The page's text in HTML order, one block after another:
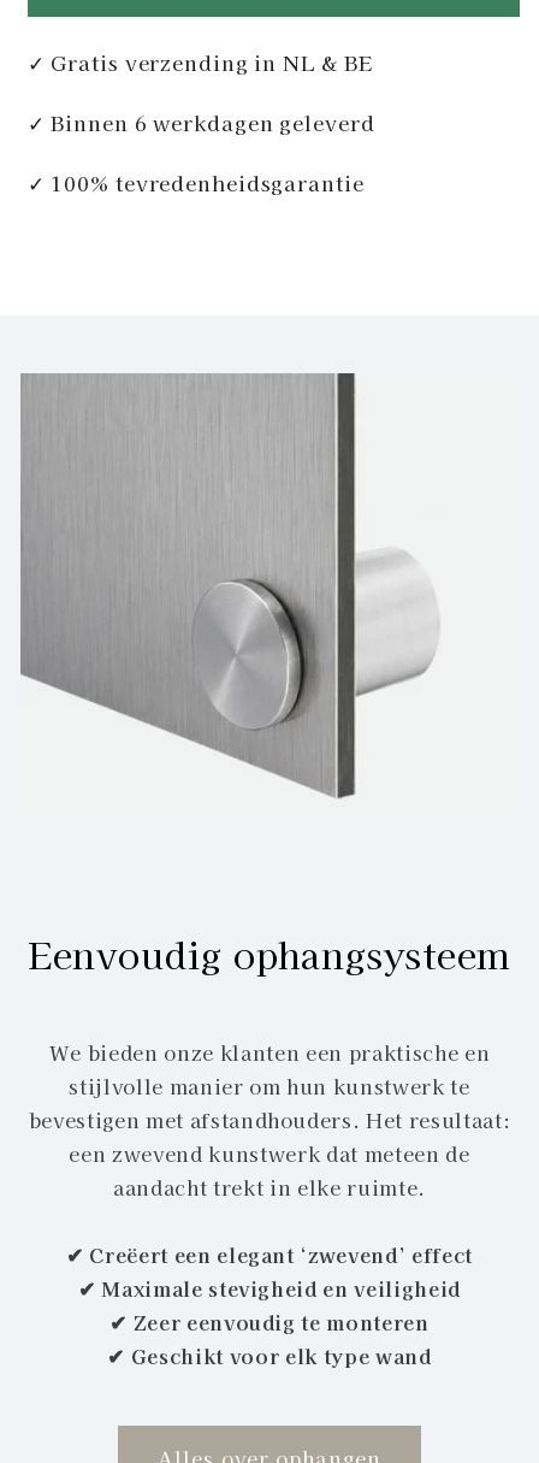
✓ Gratis verzending in NL & BE
✓ Binnen 6 werkdagen geleverd
✓ 100% tevredenheidsgarantie
Eenvoudig ophangsysteem
We bieden onze klanten een praktische en
stijlvolle manier om hun kunstwerk te
bevestigen met afstandhouders. Het resultaat:
een zwevend kunstwerk dat meteen de
aandacht trekt in elke ruimte.
✔ Creëert een elegant ‘zwevend’ effect
✔ Maximale stevigheid en veiligheid
✔ Zeer eenvoudig te monteren
✔ Geschikt voor elk type wand